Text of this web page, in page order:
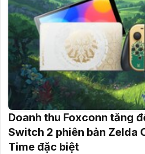
Doanh thu Foxconn tăng
Switch 2 phiên bản Zelda
Time đặc biệt